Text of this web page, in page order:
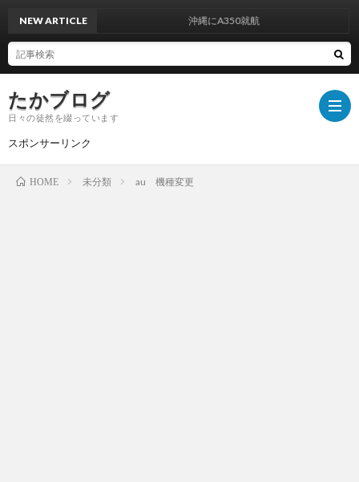
たかブログ
日々の徒然を綴っています
スポンサーリンク
NEW ARTICLE 沖縄にA350就航
HOME 未分類 au 機種変更